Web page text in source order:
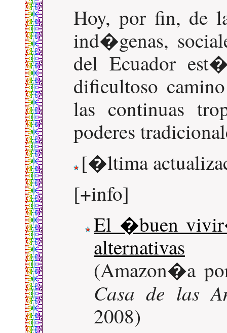
Hoy, por fin, de
ind�genas,
del Ecuador
dificultoso
las continuas
poderes
[�ltima
[+info]
El �buen
alternativas
(Amazon�a
Casa de las
2008)